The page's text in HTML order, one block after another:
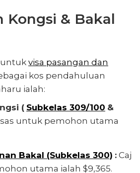
Kongsi & Bakal
visa pasangan dan
kos pendahuluan
ialah:
( Subkelas 309/100 &
untuk pemohon utama
Bakal (Subkelas 300) : Caj
utama ialah $9,365.